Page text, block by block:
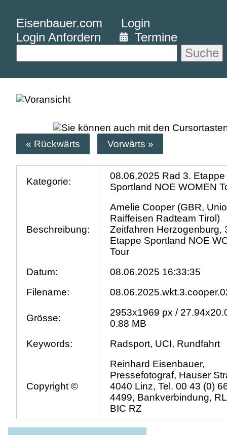
Eisenbauer.com
Login
Login Anfordern
Termine
Suche
« Rückwärts Vorwärts »
Kategorie:
08.06.2025 Rad 3. Etappe
Sportland NOE WOMEN
Beschreibung:
Amelie Cooper (GBR,
Raiffeisen Radteam Tirol)
Zeitfahren Herzogenburg,
Etappe Sportland NOE
Tour
Datum:
08.06.2025 16:33:35
Filename:
Grösse:
2953x1969 px /
0.88 MB
Keywords:
Radsport, UCI, Rundfahrt
Copyright ©
Reinhard Eisenbauer,
Pressefotograf, Hauser
4040 Linz, Tel. 00 43 (0)
4499, Bankverbindung,
BIC RZ